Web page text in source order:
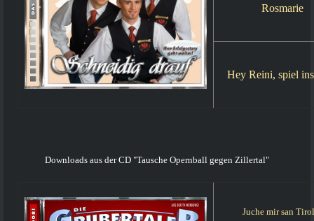
Rosmarie
Hey Reini, spiel
Downloads aus der CD "Tausche Opernball gegen Zillertal"
Juche mir san